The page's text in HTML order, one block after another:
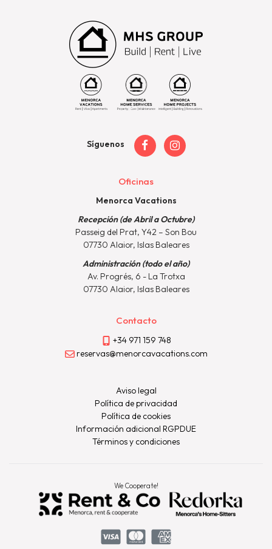
Síguenos
Oficinas
Menorca Vacations
Recepción (de Abril a Octubre)
Passeig del Prat, Y42 – Son Bou
07730 Alaior, Islas Baleares
Administración (todo el año)
Av. Progrés, 6 - La Trotxa
07730 Alaior, Islas Baleares
Contacto
+34 971 159 748
reservas@menorcavacations.com
Aviso legal
Política de privacidad
Política de cookies
Información adicional RGPDUE
Términos y condiciones
We Cooperate!